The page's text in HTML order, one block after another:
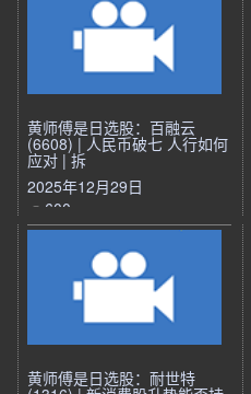
黄师傅是日选股：百融云
(6608) | 人民币破七 人行如何
应对 | 拆
2025年12月29日
600
黄师傅是日选股：耐世特